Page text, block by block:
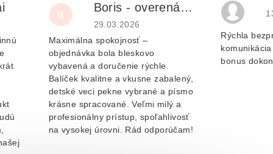
je 5 z 5 hvězdiček.
B
Boris - overená recenzia
Hodnocení obchodu je 5 z 5 hvězdiček.
29.03.2026
Maximálna spokojnosť –
objednávka bola bleskovo
vybavená a doručenie rýchle.
Balíček kvalitne a vkusne zabalený,
detské veci pekne vybrané a písmo
krásne spracované. Veľmi milý a
profesionálny prístup, spoľahlivosť
na vysokej úrovni. Rád odporúčam!
Rýchla
bonus